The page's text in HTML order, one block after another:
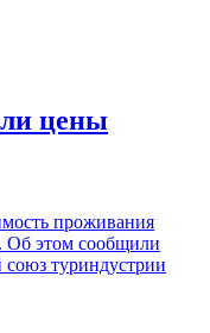
цены
проживания
Об этом сообщили
союз туриндустрии